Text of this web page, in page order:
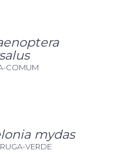
COMUM
mydas
VERDE